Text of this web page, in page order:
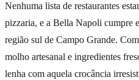
Nenhuma lista de restaurantes
pizzaria, e a Bella Napoli cumpre
região sul de Campo Grande.
molho artesanal e ingredientes
lenha com aquela crocância